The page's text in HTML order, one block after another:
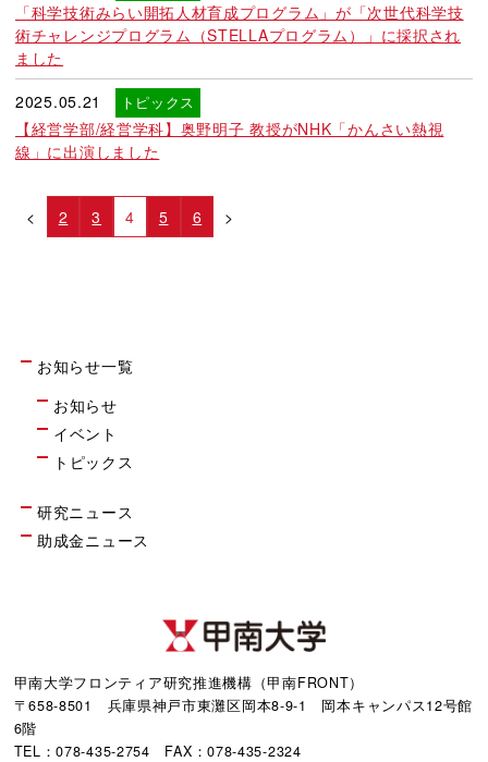
「科学技術みらい開拓人材育成プログラム」が「次世代科学技
術チャレンジプログラム（STELLAプログラム）」に採択され
ました
2025.05.21
トピックス
【経営学部/経営学科】奥野明子 教授がNHK「かんさい熱視
線」に出演しました
< 2 3 4 5 6 >
お知らせ一覧
お知らせ
イベント
トピックス
研究ニュース
助成金ニュース
甲南大学フロンティア研究推進機構（甲南FRONT）
〒658-8501 兵庫県神戸市東灘区岡本8-9-1 岡本キャンパス12号館
6階
TEL：078-435-2754 FAX：078-435-2324